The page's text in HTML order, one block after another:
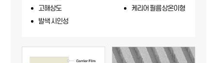
고해상도
케리어 필름 상온이형
발색 시인성